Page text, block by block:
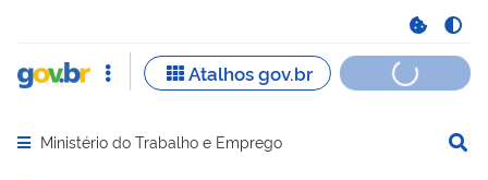
Abrir menu principal de navegação
Ministério do Trabalho e Emprego